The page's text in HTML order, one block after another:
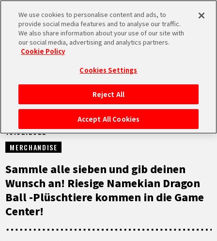
MEN
STARTSEITE
NEUES
HIGHLIGHTS
VIDEOS
NEUES
16.02.2022
MERCHANDISE
Sammle alle sieben und gib deinen
Wunsch an! Riesige Namekian Dragon
Ball -Plüschtiere kommen in die Game
Center!
We use cookies to personalise content and ads, to
provide social media features and to analyse our traffic.
We also share information about your use of our site with
our social media, advertising and analytics partners.
Cookie Policy
Cookies Settings
Reject All
Accept All Cookies